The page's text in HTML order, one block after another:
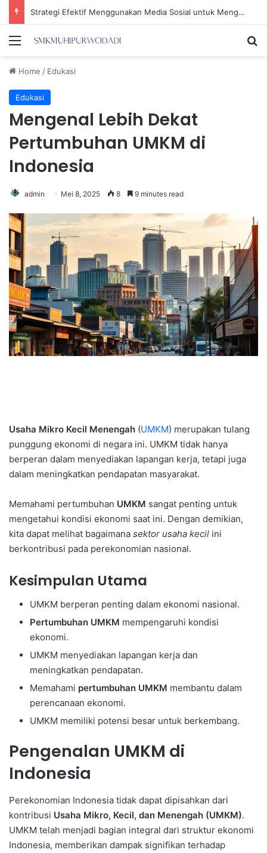
Strategi Efektif Menggunakan Media Sosial untuk Menghemat Waktu Berharga Anda
Menu
Home / Edukasi
Edukasi
Mengenal Lebih Dekat
Pertumbuhan UMKM di
Indonesia
admin Mei 8, 2025 8 9 minutes read
Usaha Mikro Kecil Menengah (UMKM) merupakan tulang
punggung ekonomi di negara ini. UMKM tidak hanya
berperan dalam menyediakan lapangan kerja, tetapi juga
dalam meningkatkan pendapatan masyarakat.
Memahami pertumbuhan UMKM sangat penting untuk
mengetahui kondisi ekonomi saat ini. Dengan demikian,
kita dapat melihat bagaimana sektor usaha kecil ini
berkontribusi pada perekonomian nasional.
Kesimpulan Utama
UMKM berperan penting dalam ekonomi nasional.
Pertumbuhan UMKM mempengaruhi kondisi
ekonomi.
UMKM menyediakan lapangan kerja dan
meningkatkan pendapatan.
Memahami pertumbuhan UMKM membantu dalam
perencanaan ekonomi.
UMKM memiliki potensi besar untuk berkembang.
Pengenalan UMKM di
Indonesia
Perekonomian Indonesia tidak dapat dipisahkan dari
kontribusi Usaha Mikro, Kecil, dan Menengah (UMKM).
UMKM telah menjadi bagian integral dari struktur ekonomi
Indonesia, memberikan dampak signifikan terhadap